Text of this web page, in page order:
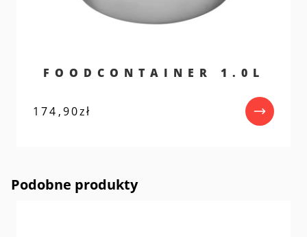
FOODCONTAINER 1.0L
174,90zł
Podobne produkty